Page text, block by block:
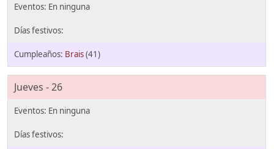
Brais(41)
Jueves - 26